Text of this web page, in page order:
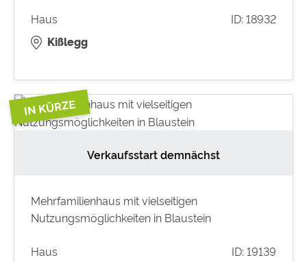
Haus
ID: 18932
Kißlegg
Verkaufsstart demnächst
Mehrfamilienhaus mit vielseitigen
Nutzungsmöglichkeiten in Blaustein
Haus ID: 19139